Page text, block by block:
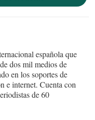
española que
dos mil medios de
en los soportes de
e internet. Cuenta con
de 60